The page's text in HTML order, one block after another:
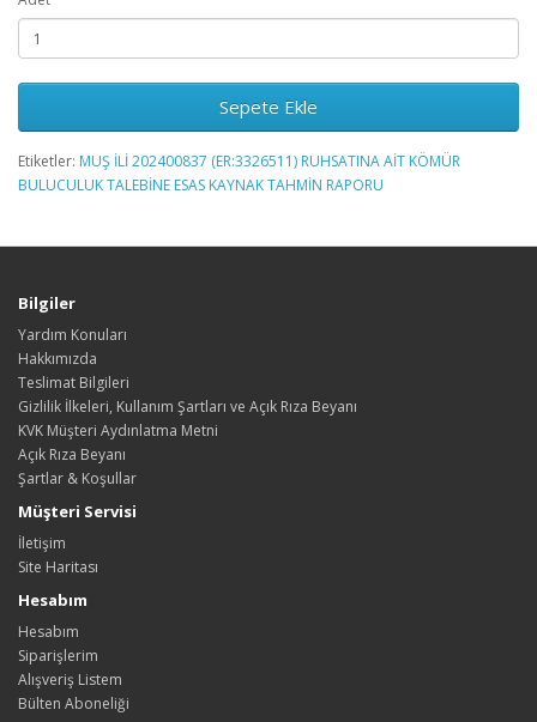
Sepete Ekle
Etiketler: MUŞ İLİ 202400837 (ER:3326511) RUHSATINA AİT KÖMÜR
BULUCULUK TALEBİNE ESAS KAYNAK TAHMİN RAPORU
Bilgiler
Yardım Konuları
Hakkımızda
Teslimat Bilgileri
Gizlilik İlkeleri, Kullanım Şartları ve Açık Rıza Beyanı
KVK Müşteri Aydınlatma Metni
Açık Rıza Beyanı
Şartlar & Koşullar
Müşteri Servisi
İletişim
Site Haritası
Hesabım
Hesabım
Siparişlerim
Alışveriş Listem
Bülten Aboneliği